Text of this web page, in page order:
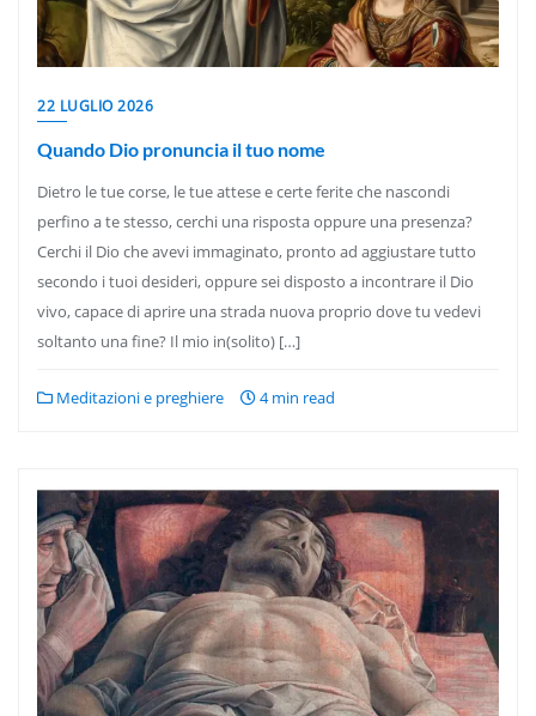
22 LUGLIO 2026
Quando Dio pronuncia il tuo nome
Dietro le tue corse, le tue attese e certe ferite che nascondi
perfino a te stesso, cerchi una risposta oppure una presenza?
Cerchi il Dio che avevi immaginato, pronto ad aggiustare tutto
secondo i tuoi desideri, oppure sei disposto a incontrare il Dio
vivo, capace di aprire una strada nuova proprio dove tu vedevi
soltanto una fine? Il mio in(solito) […]
Meditazioni e preghiere 4 min read